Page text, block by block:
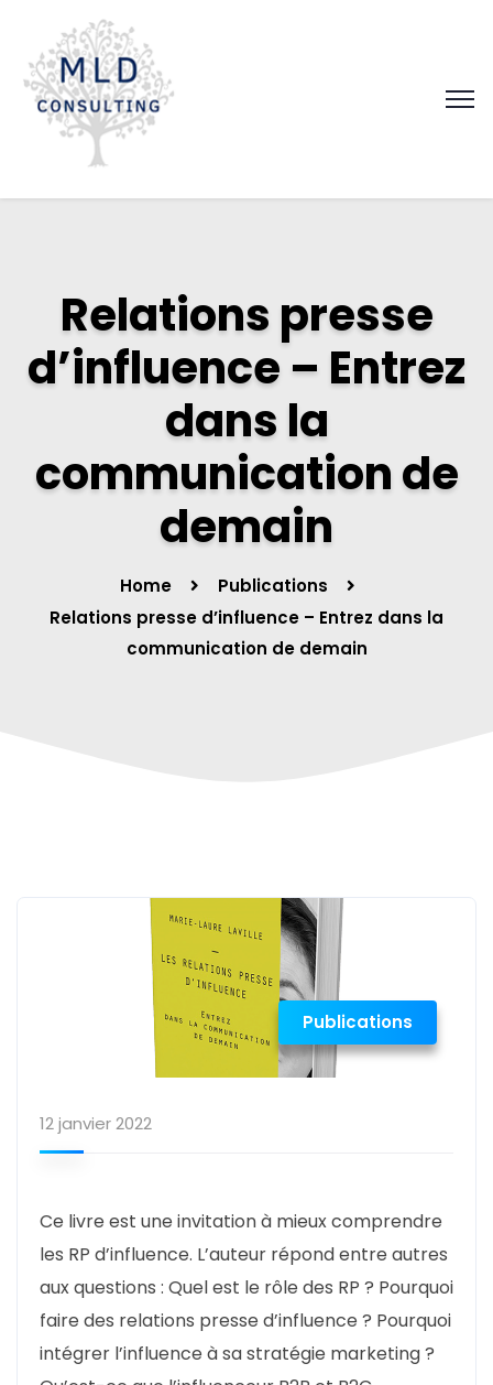
Relations presse
d’influence – Entrez
dans la
communication de
demain
Home
Publications
Relations presse d’influence – Entrez dans la
communication de demain
Publications
12 janvier 2022
Ce livre est une invitation à mieux comprendre
les RP d’influence. L’auteur répond entre autres
aux questions : Quel est le rôle des RP ? Pourquoi
faire des relations presse d’influence ? Pourquoi
intégrer l’influence à sa stratégie marketing ?